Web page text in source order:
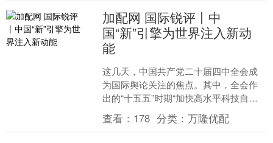
加配网 国际锐评丨中
国“新”引擎为世界注入新动
能
这几天，中国共产党二十届四中全会成
为国际舆论关注的焦点。其中，全会作
出的“十五五”时期“加快高水平科技自立
自强加配网，引领发展新质生产力”这一
战略部署，引发外媒....
查看： 178 分类：万隆优配